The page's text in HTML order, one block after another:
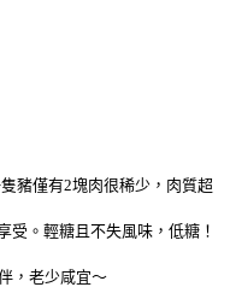
豬僅有2塊肉很稀少，肉質超
。輕糖且不失風味，低糖！
，老少咸宜～